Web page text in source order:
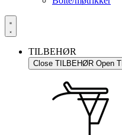
TILBEHØR
Close TILBEHØR Open